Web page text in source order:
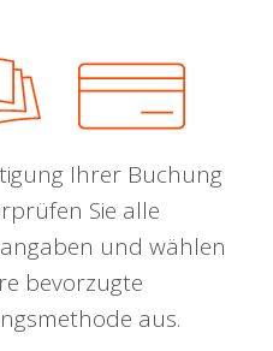
Ihrer Buchung
Sie alle
und wählen
bevorzugte
aus.